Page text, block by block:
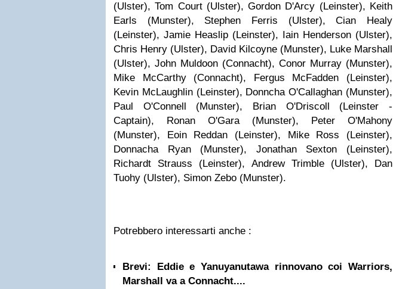
(Ulster), Tom Court (Ulster), Gordon D'Arcy (Leinster), Keith
Earls (Munster), Stephen Ferris (Ulster), Cian Healy
(Leinster), Jamie Heaslip (Leinster), Iain Henderson (Ulster),
Chris Henry (Ulster), David Kilcoyne (Munster), Luke Marshall
(Ulster), John Muldoon (Connacht), Conor Murray (Munster),
Mike McCarthy (Connacht), Fergus McFadden (Leinster),
Kevin McLaughlin (Leinster), Donncha O'Callaghan (Munster),
Paul O'Connell (Munster), Brian O'Driscoll (Leinster -
Captain), Ronan O'Gara (Munster), Peter O'Mahony
(Munster), Eoin Reddan (Leinster), Mike Ross (Leinster),
Donnacha Ryan (Munster), Jonathan Sexton (Leinster),
Richardt Strauss (Leinster), Andrew Trimble (Ulster), Dan
Tuohy (Ulster), Simon Zebo (Munster).
Potrebbero interessarti anche :
Brevi: Eddie e Yanuyanutawa rinnovano coi Warriors,
Marshall va a Connacht....